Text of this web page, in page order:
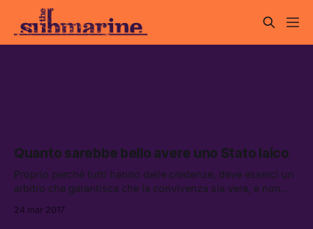
Quanto sarebbe bello avere uno Stato laico
Proprio perché tutti hanno delle credenze, deve esserci un
arbitro che garantisca che la convivenza sia vera, e non
24 mar 2017